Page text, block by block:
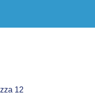
insegnamento in
Spezia e dal 2020
Italiana
Nel 2022 ha
12